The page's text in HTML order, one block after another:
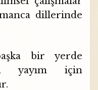
dillerinde
bir yerde
yayım için